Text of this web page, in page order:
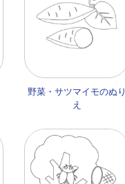
野菜・サツマイモのぬり
え